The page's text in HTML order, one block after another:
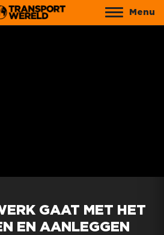
Menu
GAAT MET HET
EN AANLEGGEN